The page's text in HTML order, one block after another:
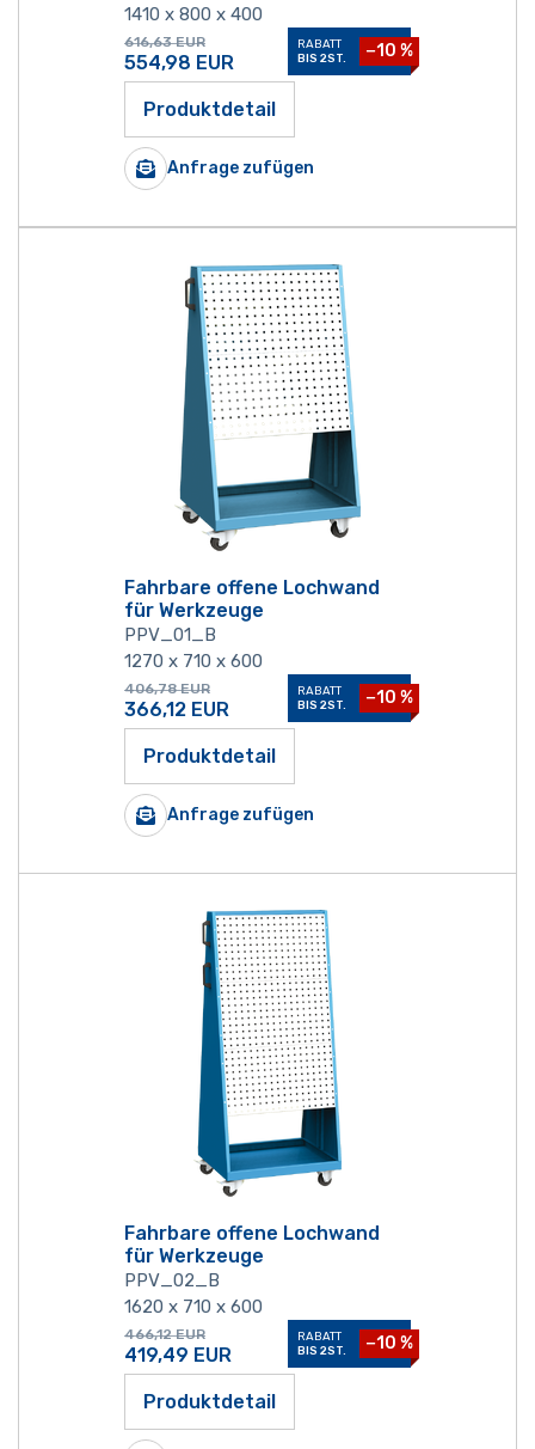
1410 x 800 x 400
616,63 EUR
554,98 EUR
RABATT
BIS 2ST.
−10 %
Produktdetail
Anfrage zufügen
Fahrbare offene Lochwand
für Werkzeuge
PPV_01_B
1270 x 710 x 600
406,78 EUR
366,12 EUR
RABATT
BIS 2ST.
−10 %
Produktdetail
Anfrage zufügen
Fahrbare offene Lochwand
für Werkzeuge
PPV_02_B
1620 x 710 x 600
466,12 EUR
419,49 EUR
RABATT
BIS 2ST.
−10 %
Produktdetail